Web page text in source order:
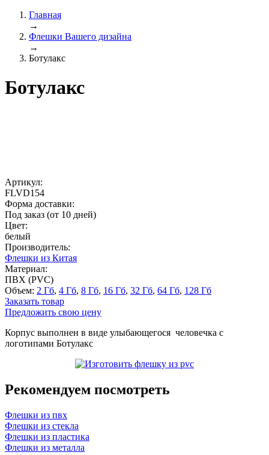
Главная
→
Флешки Вашего дизайна
→
Ботулакс
Ботулакс
Артикул:
FLVD154
Форма доставки:
Под заказ (от 10 дней)
Цвет:
белый
Производитель:
Флешки из Китая
Материал:
ПВХ (PVC)
Объем: 2 Гб, 4 Гб, 8 Гб, 16 Гб, 32 Гб, 64 Гб, 128 Гб
Заказать товар
Предложить свою цену
Корпус выполнен в виде улыбающегося человечка с
логотипами Ботулакс
Рекомендуем посмотреть
Флешки из пвх
Флешки из стекла
Флешки из пластика
Флешки из металла